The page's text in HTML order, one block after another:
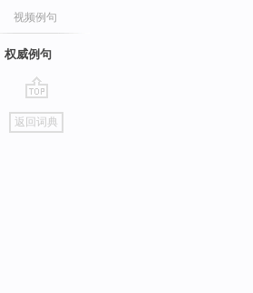
视频例句
权威例句
go
top
返回词典